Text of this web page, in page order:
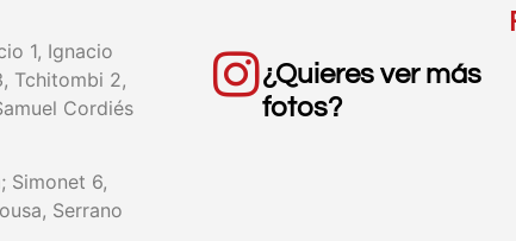
1, Ignacio
Tchitombi 2,
Cordiés
Simonet 6,
Serrano
¿Quieres ver más
fotos?